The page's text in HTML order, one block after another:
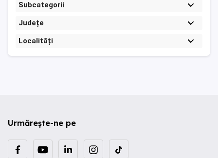
Subcategorii
Județe
Localități
Urmărește-ne pe